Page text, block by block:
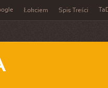
Łokciem Spis Treści